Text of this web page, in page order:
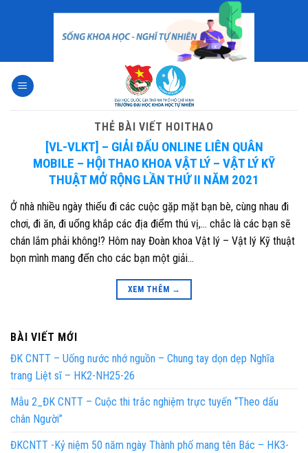
THẺ BÀI VIẾT HOITHAO
[VL-VLKT] – GIẢI ĐẤU ONLINE LIÊN QUÂN
MOBILE – HỘI THAO KHOA VẬT LÝ – VẬT LÝ KỸ
THUẬT MỞ RỘNG LẦN THỨ II NĂM 2021
Ở nhà nhiều ngày thiếu đi các cuộc gặp mặt bạn bè, cùng nhau đi
chơi, đi ăn, đi uống khắp các địa điểm thú vị,… chắc là các bạn sẽ
chán lắm phải không!? Hôm nay Đoàn khoa Vật lý – Vật lý Kỹ thuật
bọn mình mang đến cho các bạn một giải…
XEM THÊM →
BÀI VIẾT MỚI
ĐK CNTT – Uống nước nhớ nguồn – Chung tay dọn dẹp Nghĩa
trang Liệt sĩ – HK2-NH25-26
Mẫu 2_ĐK CNTT – Cuộc thi trắc nghiệm trực tuyến “Theo dấu
chân Người”
ĐKCNTT -Kỷ niệm 50 năm ngày Thành phố mang tên Bác – HK3-